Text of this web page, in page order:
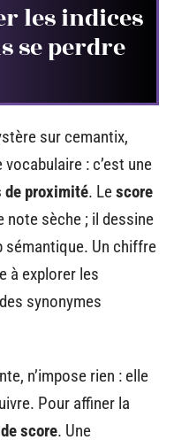
les indices
se perdre
sur cemantix,
vocabulaire : c’est une
de proximité. Lescore
note sèche ; il dessine
sémantique. Un chiffre
à explorer les
synonymes
n’impose rien : elle
Pour affiner la
score. Une